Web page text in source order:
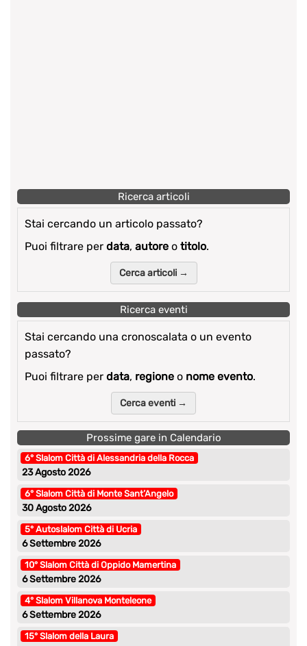
Ricerca articoli
Stai cercando un articolo passato?
Puoi filtrare per data, autore o titolo.
Cerca articoli →
Ricerca eventi
Stai cercando una cronoscalata o un evento
passato?
Puoi filtrare per data, regione o nome evento.
Cerca eventi →
Prossime gare in Calendario
6° Slalom Città di Alessandria della Rocca
23 Agosto 2026
6° Slalom Città di Monte Sant’Angelo
30 Agosto 2026
5° Autoslalom Città di Ucria
6 Settembre 2026
10° Slalom Città di Oppido Mamertina
6 Settembre 2026
4° Slalom Villanova Monteleone
6 Settembre 2026
15° Slalom della Laura